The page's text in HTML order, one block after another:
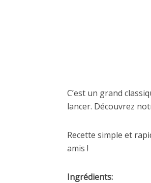
C’est un grand
lancer. Découvrez
Recette simple et
amis !
Ingrédients: